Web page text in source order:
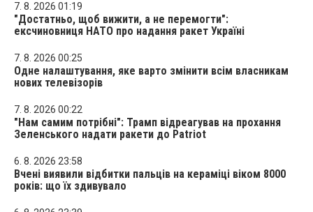
7. 8. 2026 01:19
"Достатньо, щоб вижити, а не перемогти":
ексчиновниця НАТО про надання ракет Україні
7. 8. 2026 00:25
Одне налаштування, яке варто змінити всім власникам
нових телевізорів
7. 8. 2026 00:22
"Нам самим потрібні": Трамп відреагував на прохання
Зеленського надати ракети до Patriot
6. 8. 2026 23:58
Вчені виявили відбитки пальців на кераміці віком 8000
років: що їх здивувало